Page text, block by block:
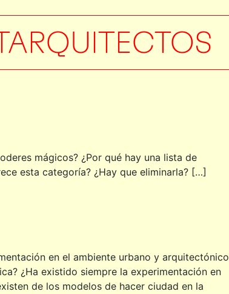
mágicos? ¿Por qué hay una lista de
esta categoría? ¿Hay que eliminarla? […]
en el ambiente urbano y arquitectónico
¿Ha existido siempre la experimentación en
de los modelos de hacer ciudad en la